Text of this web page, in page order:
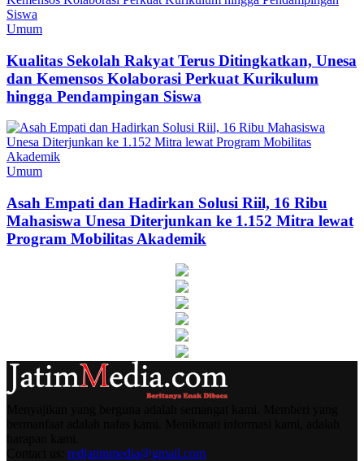
Umum
Kualitas Sekolah Rakyat Terus Ditingkatkan, Unesa
dan Kemensos Kolaborasi Perkuat Kurikulum
hingga Pendampingan Siswa
Umum
Asah Empati dan Hadirkan Solusi Riil, 16 Ribu
Mahasiswa Unesa Diterjunkan ke 1.152 Mitra lewat
Program Mobilitas Akademik
redjatimmedia@gmail.com